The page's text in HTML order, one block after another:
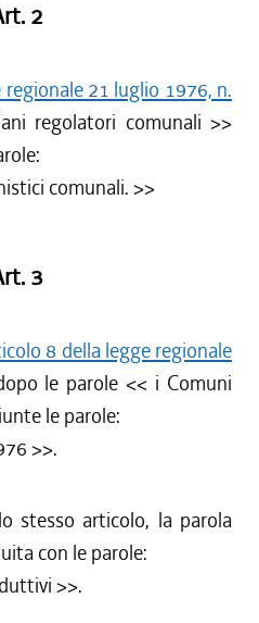
2
21 luglio 1976, n.
regolatori comunali >>
comunali. >>
3
8 della legge regionale
le parole << i Comuni
le parole:
>>.
stesso articolo, la parola
con le parole:
>>.